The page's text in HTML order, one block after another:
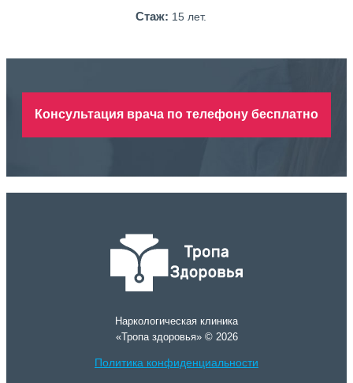
Стаж: 15 лет.
Консультация врача по телефону бесплатно
Наркологическая клиника
«Тропа здоровья» © 2026
Политика конфиденциальности